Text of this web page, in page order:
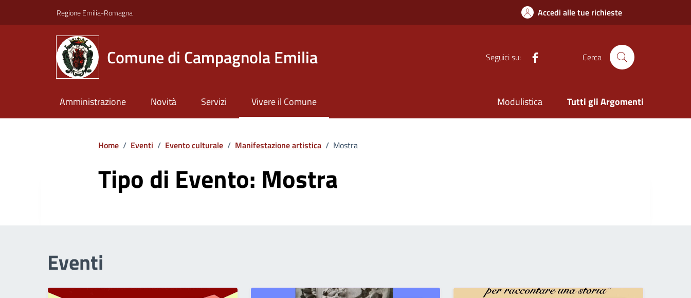
Regione Emilia-Romagna Accedi alle tue richieste
Comune di Campagnola Emilia Seguici su: Cerca
Amministrazione Novità Servizi Vivere il Comune Modulistica Tutti gli Argomenti
Home / Eventi / Evento culturale / Manifestazione artistica / Mostra
Tipo di Evento: Mostra
Eventi